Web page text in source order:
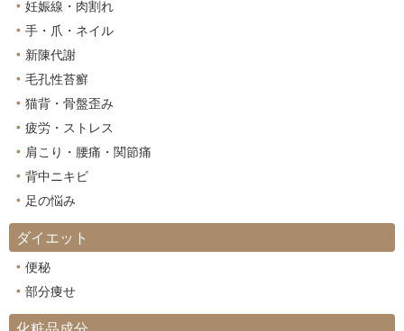
妊娠線・肉割れ
手・爪・ネイル
新陳代謝
毛孔性苔癬
猫背・骨盤歪み
疲労・ストレス
肩こり・腰痛・関節痛
背中ニキビ
足の悩み
ダイエット
便秘
部分痩せ